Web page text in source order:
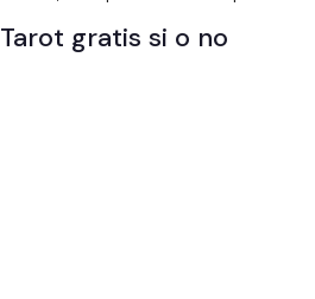
Tarot gratis si o no